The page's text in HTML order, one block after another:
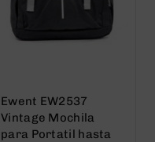
Ewent EW2537
Vintage Mochila
para Portatil hasta